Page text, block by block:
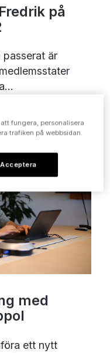
på
är
med
ett nytt
fungera, personalisera
trafiken på webbsidan.
Acceptera